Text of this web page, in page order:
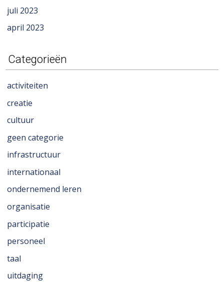
juli 2023
april 2023
Categorieën
activiteiten
creatie
cultuur
geen categorie
infrastructuur
internationaal
ondernemend leren
organisatie
participatie
personeel
taal
uitdaging